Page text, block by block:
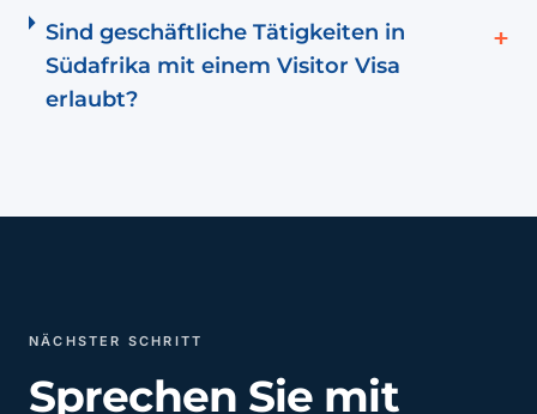
Sind geschäftliche Tätigkeiten in
Südafrika mit einem Visitor Visa
erlaubt?
+
NÄCHSTER SCHRITT
Sprechen Sie mit